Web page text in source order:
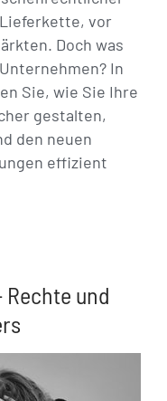
vor
Doch was
In
Sie, wie Sie Ihre
gestalten,
den neuen
effizient
und